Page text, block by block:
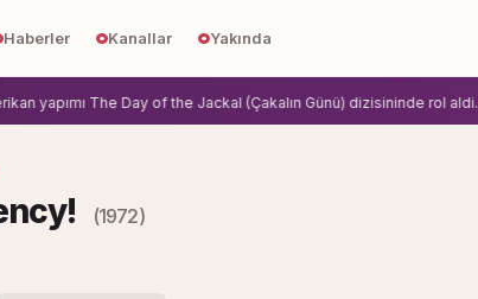
Haberler Kanallar Yakında
yapımı The Day of the Jackal (Çakalın Günü) dizisininde rol aldi.
(1972)